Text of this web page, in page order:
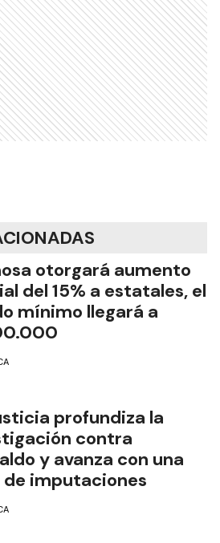
otorgará aumento
del 15% a estatales, el
mínimo llegará a
profundiza la
contra
y avanza con una
de imputaciones